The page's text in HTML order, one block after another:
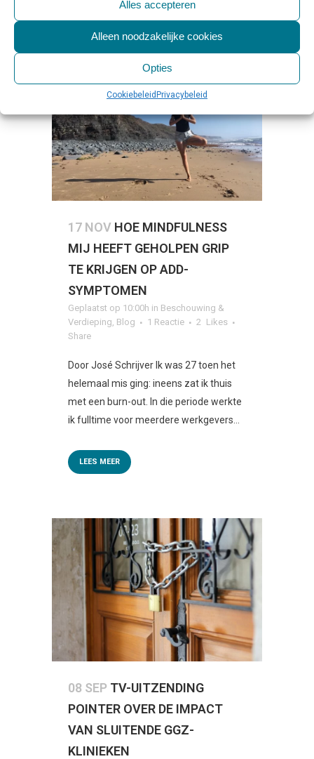
Alles accepteren
Alleen noodzakelijke cookies
Opties
CookiebeleidPrivacybeleid
17 NOV HOE MINDFULNESS
MIJ HEEFT GEHOLPEN GRIP
TE KRIJGEN OP ADD-
SYMPTOMEN
Geplaatst op 10:00h in Beschouwing &
Verdieping Blog 1 Reactie 2 Likes
Share
Door José Schrijver Ik was 27 toen het
helemaal mis ging: ineens zat ik thuis
met een burn-out. In die periode werkte
ik fulltime voor meerdere werkgevers...
LEES MEER
08 SEP TV-UITZENDING
POINTER OVER DE IMPACT
VAN SLUITENDE GGZ-
KLINIEKEN